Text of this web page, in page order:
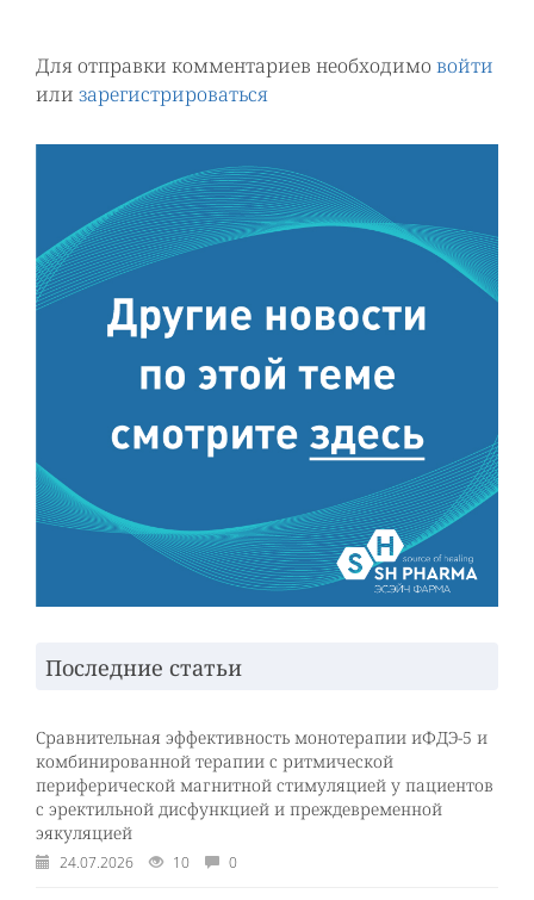
Для отправки комментариев необходимо войти
или зарегистрироваться
Последние статьи
Сравнительная эффективность монотерапии иФДЭ-5 и
комбинированной терапии с ритмической
периферической магнитной стимуляцией у пациентов
с эректильной дисфункцией и преждевременной
эякуляцией
24.07.2026 10 0